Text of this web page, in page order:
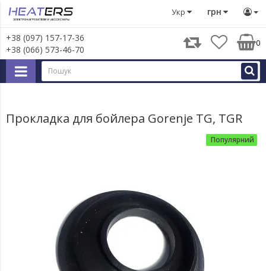
грн
Укр
+38 (097) 157-17-36
+38 (066) 573-46-70
0
Запчастини для великої побутової техніки Запчастини
Прокладка для бойлера Gorenje TG, TGR
Популярний